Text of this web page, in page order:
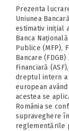
Prezenta
Uniunea
estimativ inițial
Banca
Publice (MFP),
Bancare
Financiară
dreptul intern
european
acestea se
România se
supraveghere
reglementările